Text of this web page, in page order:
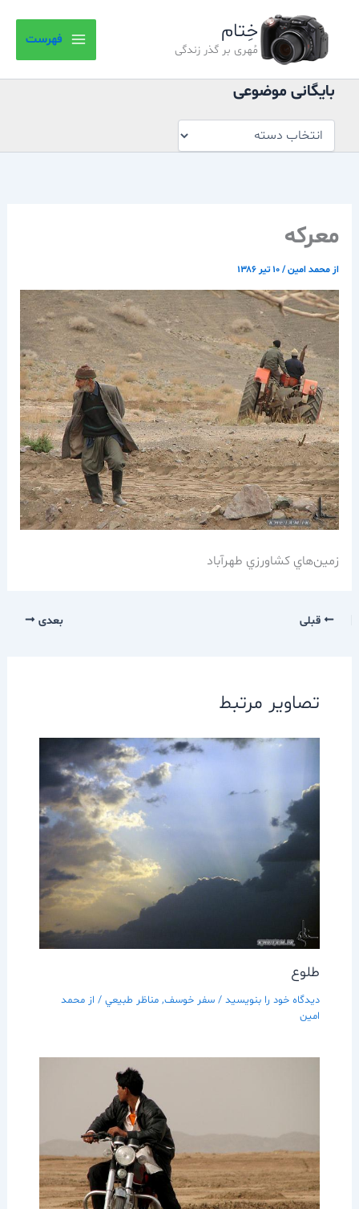
خِتام
مُهری بر گذر زندگی
فهرست
بایگانی موضوعی
موضوعی
معركه
از محمد امین/۱۰ تیر ۱۳۸۶
زمين‌هاي كشاورزي طهرآباد
قبلی بعدی
تصاویر مرتبط
طلوع
دیدگاه‌ خود را بنویسید / سفر خوسف, مناظر طبيعي/ از محمد
امین